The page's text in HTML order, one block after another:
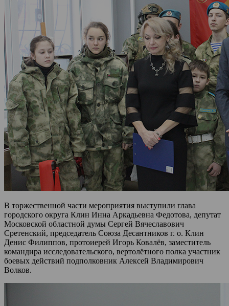
В торжественной части мероприятия выступили глава
городского округа Клин Инна Аркадьевна Федотова, депутат
Московской областной думы Сергей Вячеславович
Сретенский, председатель Союза Десантников г. о. Клин
Денис Филиппов, протоиерей Игорь Ковалёв, заместитель
командира исследовательского, вертолётного полка участник
боевых действий подполковник Алексей Владимирович
Волков.